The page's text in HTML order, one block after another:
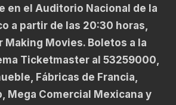
en el Auditorio Nacional de la
a partir de las 20:30 horas,
Making Movies. Boletos a la
Ticketmaster al 53259000,
Fábricas de Francia,
Mega Comercial Mexicana y